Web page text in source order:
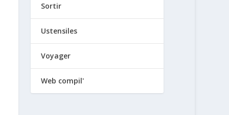
Sortir
Ustensiles
Voyager
Web compil'